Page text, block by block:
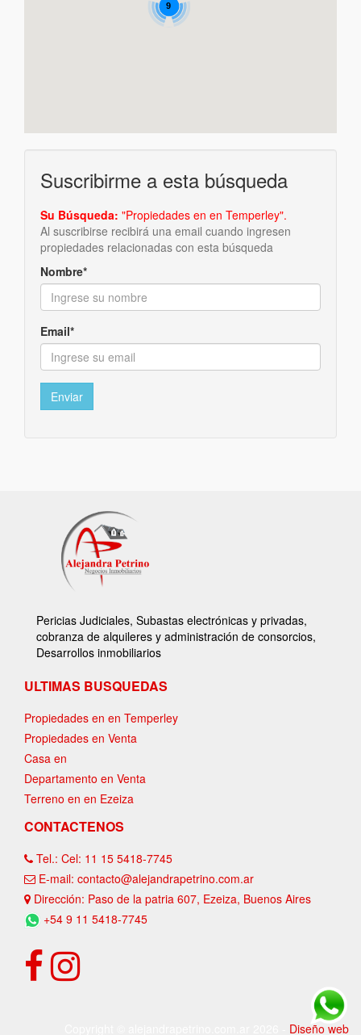
9
Suscribirme a esta búsqueda
Su Búsqueda: "Propiedades en en Temperley".
Al suscribirse recibirá una email cuando ingresen
propiedades relacionadas con esta búsqueda
Nombre*
Email*
Enviar
Pericias Judiciales, Subastas electrónicas y privadas,
cobranza de alquileres y administración de consorcios,
Desarrollos inmobiliarios
ULTIMAS BUSQUEDAS
Propiedades en en Temperley
Propiedades en Venta
Casa en
Departamento en Venta
Terreno en en Ezeiza
CONTACTENOS
Tel.: Cel: 11 15 5418-7745
E-mail: contacto@alejandrapetrino.com.ar
Dirección: Paso de la patria 607, Ezeiza, Buenos Aires
+54 9 11 5418-7745
Diseño web